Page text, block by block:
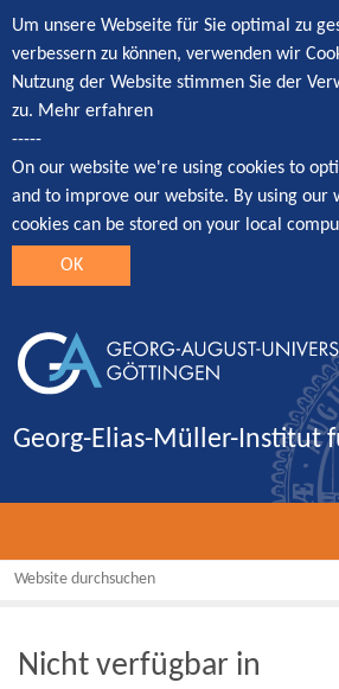
Um unsere Webseite für Sie optimal zu
verbessern zu können, verwenden wir
Nutzung der Website stimmen Sie der
zu. Mehr erfahren
-----
On our website we're using cookies to
and to improve our website. By using our
cookies can be stored on your local
OK
Georg-Elias-Müller-Institut
Website durchsuchen
Nicht verfügbar in